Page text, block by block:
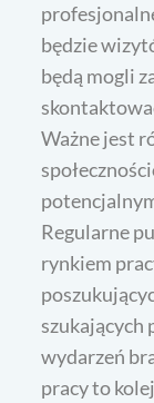
będzie
będą mogli
Ważne jest
Regularne
rynkiem
szukających
wydarzeń
pracy to